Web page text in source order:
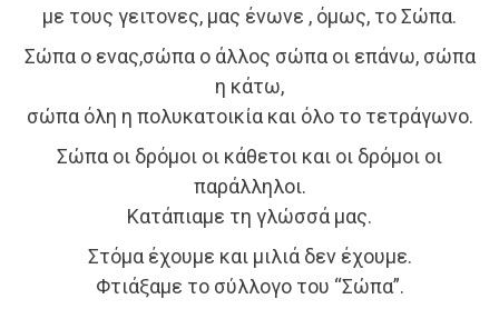
με τους γειτονες, μας ένωνε , όμως, το Σώπα.
Σώπα ο ενας,σώπα ο άλλος σώπα οι επάνω, σώπα
η κάτω,
σώπα όλη η πολυκατοικία και όλο το τετράγωνο.
Σώπα οι δρόμοι οι κάθετοι και οι δρόμοι οι
παράλληλοι.
Κατάπιαμε τη γλώσσά μας.
Στόμα έχουμε και μιλιά δεν έχουμε.
Φτιάξαμε το σύλλογο του “Σώπα”.